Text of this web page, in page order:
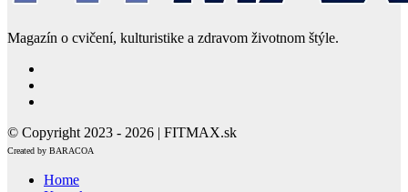
Magazín o cvičení, kulturistike a zdravom životnom štýle.
© Copyright 2023 - 2026 | FITMAX.sk
Created by BARACOA
Home